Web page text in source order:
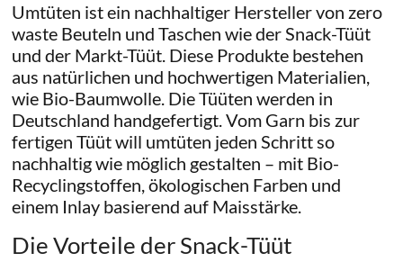
Umtüten ist ein nachhaltiger Hersteller von zero
waste Beuteln und Taschen wie der Snack-Tüüt
und der Markt-Tüüt. Diese Produkte bestehen
aus natürlichen und hochwertigen Materialien,
wie Bio-Baumwolle. Die Tüüten werden in
Deutschland handgefertigt. Vom Garn bis zur
fertigen Tüüt will umtüten jeden Schritt so
nachhaltig wie möglich gestalten – mit Bio-
Recyclingstoffen, ökologischen Farben und
einem Inlay basierend auf Maisstärke.
Die Vorteile der Snack-Tüüt